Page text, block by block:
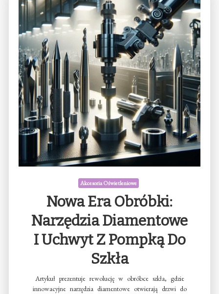
Akcesoria Oświetleniowe
Nowa Era Obróbki:
Narzędzia Diamentowe
I Uchwyt Z Pompką Do
Szkła
Artykuł prezentuje rewolucję w obróbce szkła, gdzie
innowacyjne narzędzia diamentowe otwierają drzwi do